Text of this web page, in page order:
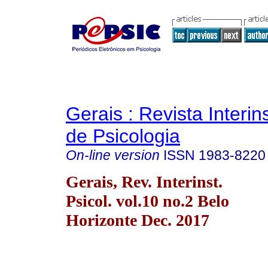
Gerais : Revista
de Psicologia
On-line version ISSN 1983-8220
Gerais, Rev. Interinst.
Psicol. vol.10 no.2 Belo
Horizonte Dec. 2017